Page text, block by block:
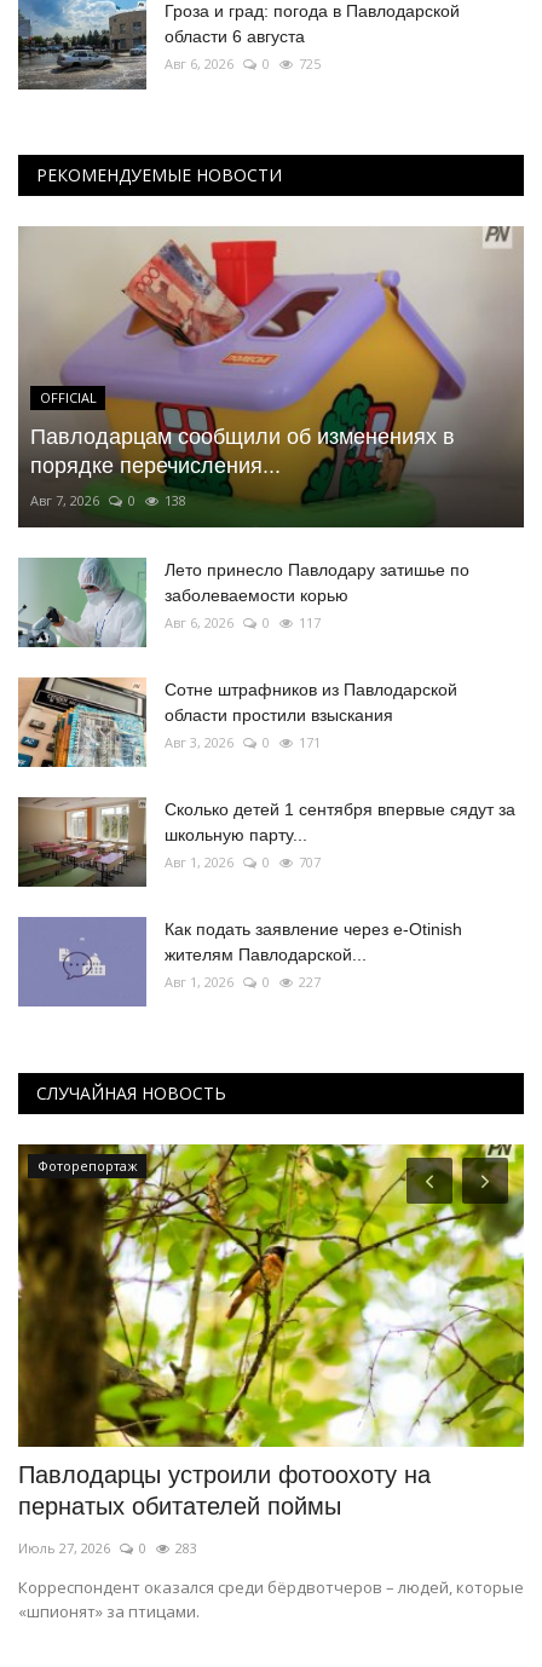
Гроза и град: погода в Павлодарской
области 6 августа
Авг 6, 2026 0 725
РЕКОМЕНДУЕМЫЕ НОВОСТИ
OFFICIAL
Павлодарцам сообщили об изменениях в
порядке перечисления...
Авг 7, 2026 0 138
Лето принесло Павлодару затишье по
заболеваемости корью
Авг 6, 2026 0 117
Сотне штрафников из Павлодарской
области простили взыскания
Авг 3, 2026 0 171
Сколько детей 1 сентября впервые сядут за
школьную парту...
Авг 1, 2026 0 707
Как подать заявление через e-Otinish
жителям Павлодарской...
Авг 1, 2026 0 227
СЛУЧАЙНАЯ НОВОСТЬ
Фоторепортаж
Павлодарцы устроили фотоохоту на
пернатых обитателей поймы
Июль 27, 2026 0 283
Корреспондент оказался среди бёрдвотчеров – людей, которые
«шпионят» за птицами.